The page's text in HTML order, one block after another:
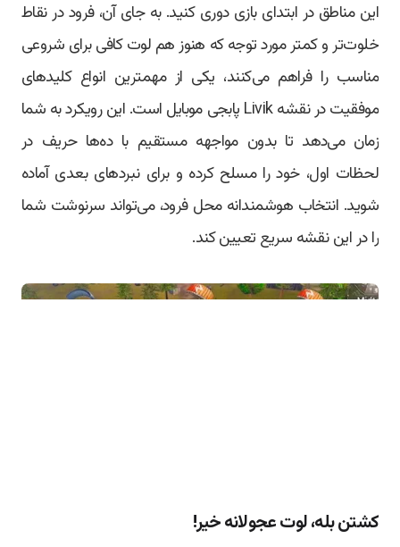
این مناطق در ابتدای بازی دوری کنید. به جای آن، فرود در نقاط
خلوت‌تر و کمتر مورد توجه که هنوز هم لوت کافی برای شروعی
مناسب را فراهم می‌کنند، یکی از مهمترین انواع کلیدهای
موفقیت در نقشه Livik پابجی موبایل است. این رویکرد به شما
زمان می‌دهد تا بدون مواجهه مستقیم با ده‌ها حریف در
لحظات اول، خود را مسلح کرده و برای نبردهای بعدی آماده
شوید. انتخاب هوشمندانه محل فرود، می‌تواند سرنوشت شما
را در این نقشه سریع تعیین کند.
کشتن بله، لوت عجولانه خیر!